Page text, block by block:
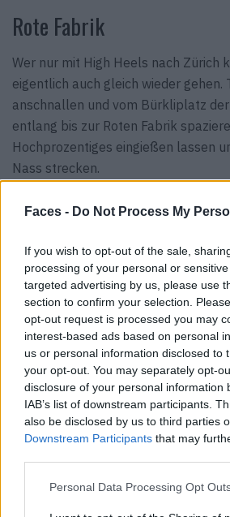
Faces - Do Not Process My
If you wish to opt-out of the sale,
processing of your personal or
targeted advertising by us, please use
section to confirm your selection.
opt-out request is processed you may
interest-based ads based on personal
us or personal information disclosed to
your opt-out. You may separately opt-
disclosure of your personal information
IAB’s list of downstream participants.
also be disclosed by us to third parties
Downstream Participants that may
Personal Data Processing Opt
Rote Fabrik
Wer nur mit High Heels nach Zürich
eigentlich auch gleich wieder gehen.
anschnallen und vom Bürkliplatz
entlang bis zur Roten Fabrik
Hochprozentiges eingießen lassen
Nass strecken.